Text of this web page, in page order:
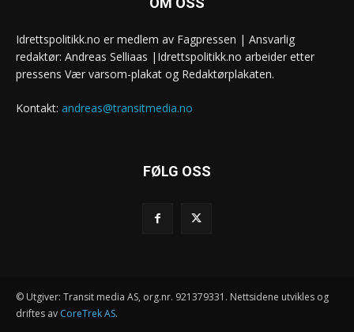
Idrettspolitikk.no er medlem av Fagpressen | Ansvarlig
redaktør: Andreas Selliaas |Idrettspolitikk.no arbeider etter
pressens Vær varsom-plakat og Redaktørplakaten.
Kontakt: andreas@transitmedia.no
FØLG OSS
© Utgiver: Transit media AS, org.nr. 921379331. Nettsidene utvikles og
driftes av CoreTrek AS.